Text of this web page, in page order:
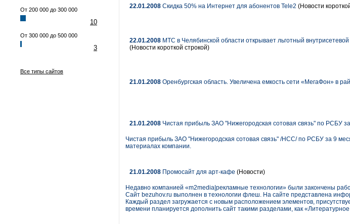
От 200 000 до 300 000
10
От 300 000 до 500 000
3
Все типы сайтов
22.01.2008 Скидка 50% на Интернет для абонентов Tele2 (Новости
22.01.2008 МТС в Челябинской области открывает льготный
(Новости короткой строкой)
21.01.2008 Оренбургская область. Увеличена емкость сети «МегаФон» в
21.01.2008 Чистая прибыль ЗАО "Нижегородская сотовая связь" по РСБУ
Чистая прибыль ЗАО "Нижегородская сотовая связь" /НСС/ по РСБУ за 9
материалах компании.
21.01.2008 Промосайт для арт-кафе (Новости)
Недавно компанией «m2media|рекламные технологии» были закончены
Сайт bezuhov.ru выполнен в технологии флеш. На сайте представлена
Каждый раздел загружается с новым расположением элементов,
времени планируется дополнить сайт такими разделами, как